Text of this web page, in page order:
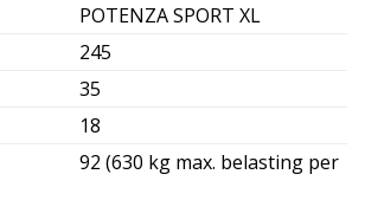
POTENZA SPORT XL
245
35
18
92 (630 kg max. belasting per